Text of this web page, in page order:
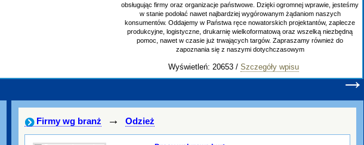
obsługując firmy oraz organizacje państwowe. Dzięki ogromnej wprawie, jesteśmy
w stanie podołać nawet najbardziej wygórowanym żądaniom naszych
konsumentów. Oddajemy w Państwa ręce nowatorskich projektantów, zaplecze
produkcyjne, logistyczne, drukarnię wielkoformatową oraz wszelką niezbędną
pomoc, nawet w czasie już trwających targów. Zapraszamy również do
zapoznania się z naszymi dotychczasowym
Wyświetleń: 20653 / Szczegóły wpisu
→
Firmy wg branż → Odzież